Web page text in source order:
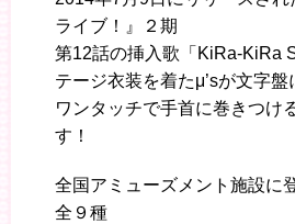
ライブ！』２期
第12話の挿入歌「KiRa-KiRa
テージ衣装を着たμ’sが文字盤
ワンタッチで手首に巻きつけ
す！
全国アミューズメント施設に
全９種